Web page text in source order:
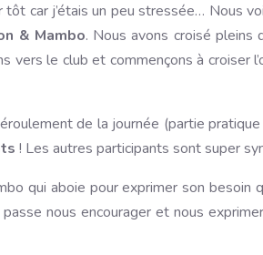
car j’étais un peu stressée… Nous
& Mambo. Nous avons croisé pleins
le club et commençons à croiser
de la journée (partie
! Les autres participants sont super
qui aboie pour exprimer son besoin
nous encourager et nous